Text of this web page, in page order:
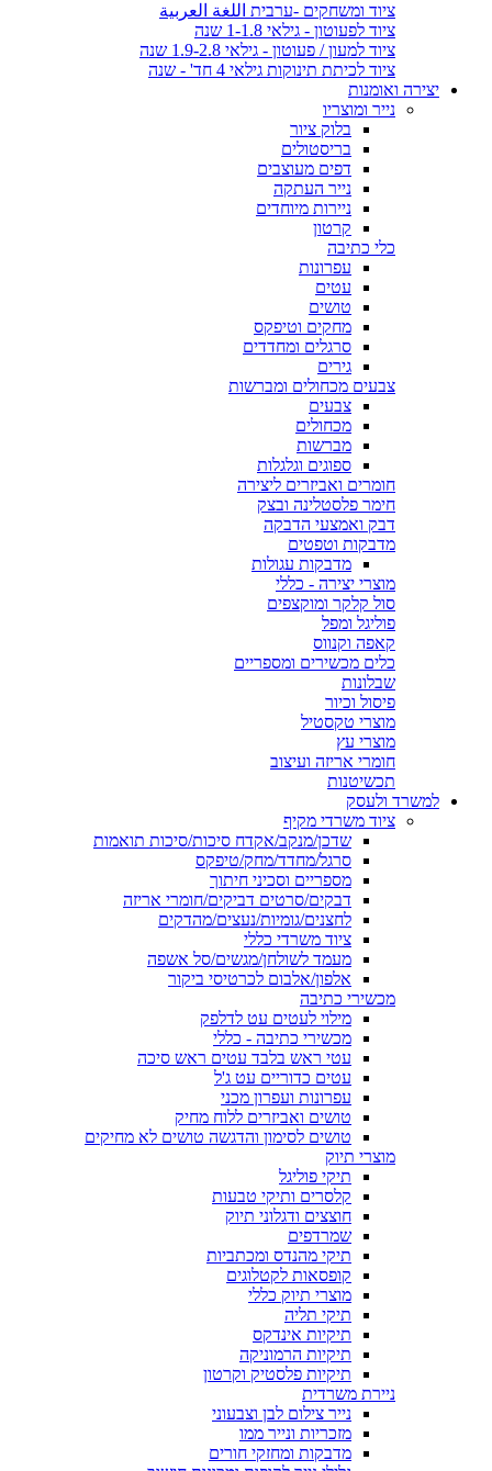
ציוד ומשחקים -ערבית اللغة العربية
ציוד לפעוטון - גילאי 1-1.8 שנה
ציוד למעון / פעוטון - גילאי 1.9-2.8 שנה
ציוד לכיתת תינוקות גילאי 4 חד' - שנה
יצירה ואומנות
נייר ומוצריו
בלוק ציור
בריסטולים
דפים מעוצבים
נייר העתקה
ניירות מיוחדים
קרטון
כלי כתיבה
עפרונות
עטים
טושים
מחקים וטיפקס
סרגלים ומחדדים
גירים
צבעים מכחולים ומברשות
צבעים
מכחולים
מברשות
ספוגים וגלגלות
חומרים ואביזרים ליצירה
חימר פלסטלינה ובצק
דבק ואמצעי הדבקה
מדבקות וטפטים
מדבקות עגולות
מוצרי יצירה - כללי
סול קלקר ומוקצפים
פוליגל ומפל
קאפה וקנווס
כלים מכשירים ומספריים
שבלונות
פיסול וכיור
מוצרי טקסטיל
מוצרי עץ
חומרי אריזה ועיצוב
תכשיטנות
למשרד ולעסק
ציוד משרדי מקיף
שדכן/מנקב/אקדח סיכות/סיכות תואמות
סרגל/מחדד/מחק/טיפקס
מספריים וסכיני חיתוך
דבקים/סרטים דביקים/חומרי אריזה
לחצנים/גומיות/נעצים/מהדקים
ציוד משרדי כללי
מעמד לשולחן/מגשים/סל אשפה
אלפון/אלבום לכרטיסי ביקור
מכשירי כתיבה
מילוי לעטים עט לדלפק
מכשירי כתיבה - כללי
עטי ראש בלבד עטים ראש סיכה
עטים כדוריים עט ג'ל
עפרונות ועפרון מכני
טושים ואביזרים ללוח מחיק
טושים לסימון והדגשה טושים לא מחיקים
מוצרי תיוק
תיקי פוליגל
קלסרים ותיקי טבעות
חוצצים ודגלוני תיוק
שמרדפים
תיקי מהנדס ומכתביות
קופסאות לקטלוגים
מוצרי תיוק כללי
תיקי תליה
תיקיות אינדקס
תיקיות הרמוניקה
תיקיות פלסטיק וקרטון
ניירת משרדית
נייר צילום לבן וצבעוני
מזכריות ונייר ממו
מדבקות ומחזקי חורים